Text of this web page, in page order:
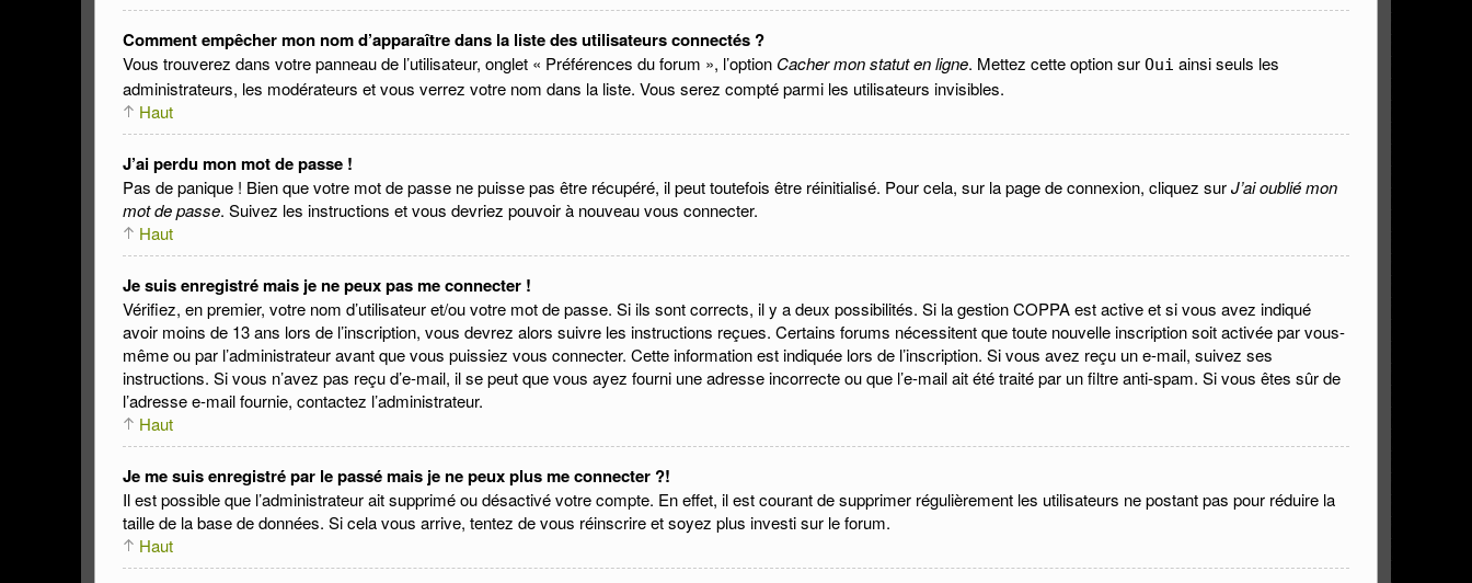
Comment empêcher mon nom d’apparaître dans la liste des utilisateurs connectés ?
Vous trouverez dans votre panneau de l’utilisateur, onglet « Préférences du forum », l’option Cacher mon statut en ligne. Mettez cette option sur Oui ainsi seuls les
administrateurs, les modérateurs et vous verrez votre nom dans la liste. Vous serez compté parmi les utilisateurs invisibles.
Haut
J’ai perdu mon mot de passe !
Pas de panique ! Bien que votre mot de passe ne puisse pas être récupéré, il peut toutefois être réinitialisé. Pour cela, sur la page de connexion, cliquez surJ’ai oublié mon
mot de passe. Suivez les instructions et vous devriez pouvoir à nouveau vous connecter.
Haut
Je suis enregistré mais je ne peux pas me connecter !
Vérifiez, en premier, votre nom d’utilisateur et/ou votre mot de passe. Si ils sont corrects, il y a deux possibilités. Si la gestion COPPA est active et si vous avez indiqué
avoir moins de 13 ans lors de l’inscription, vous devrez alors suivre les instructions reçues. Certains forums nécessitent que toute nouvelle inscription soit activée par vous-
même ou par l’administrateur avant que vous puissiez vous connecter. Cette information est indiquée lors de l’inscription. Si vous avez reçu un e-mail, suivez ses
instructions. Si vous n’avez pas reçu d’e-mail, il se peut que vous ayez fourni une adresse incorrecte ou que l’e-mail ait été traité par un filtre anti-spam. Si vous êtes sûr de
l’adresse e-mail fournie, contactez l’administrateur.
Haut
Je me suis enregistré par le passé mais je ne peux plus me connecter ?!
Il est possible que l’administrateur ait supprimé ou désactivé votre compte. En effet, il est courant de supprimer régulièrement les utilisateurs ne postant pas pour réduire la
taille de la base de données. Si cela vous arrive, tentez de vous réinscrire et soyez plus investi sur le forum.
Haut